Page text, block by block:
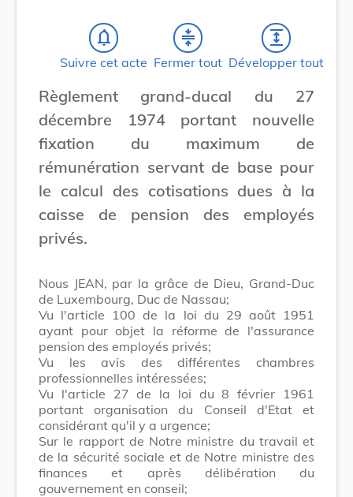
notifications_none
Suivre cet acte
compress
Fermer tout
expand
Développer tout
Règlement grand-ducal du 27
décembre 1974 portant nouvelle
fixation du maximum de
rémunération servant de base pour
le calcul des cotisations dues à la
caisse de pension des employés
privés.
Nous JEAN, par la grâce de Dieu, Grand-Duc
de Luxembourg, Duc de Nassau;
Vu l'article 100 de la loi du 29 août 1951
ayant pour objet la réforme de l'assurance
pension des employés privés;
Vu les avis des différentes chambres
professionnelles intéressées;
Vu l'article 27 de la loi du 8 février 1961
portant organisation du Conseil d'Etat et
considérant qu'il y a urgence;
Sur le rapport de Notre ministre du travail et
de la sécurité sociale et de Notre ministre des
finances et après délibération du
gouvernement en conseil;